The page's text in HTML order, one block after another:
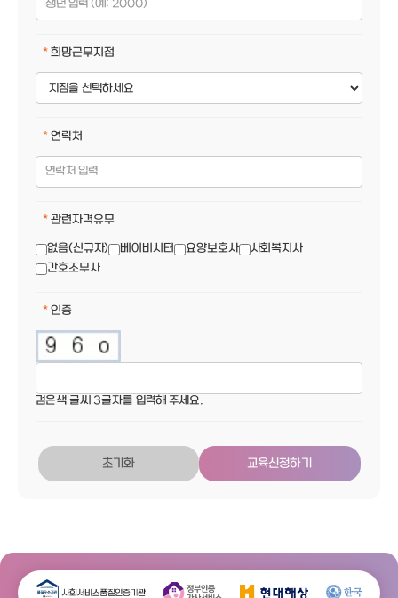
희망근무지점
연락처
관련자격유무
없음(신규자) 베이비시터 요양보호사
사회복지사
간호조무사
인증
검은색 글씨 3글자를 입력해 주세요.
초기화 교육신청하기